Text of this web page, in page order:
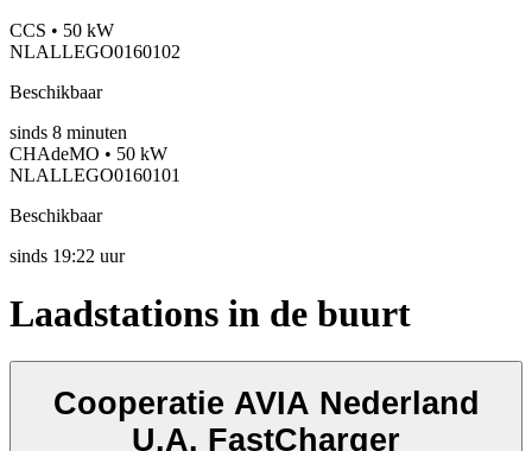
CCS • 50 kW
NLALLEGO0160102
Beschikbaar
sinds 8 minuten
CHAdeMO • 50 kW
NLALLEGO0160101
Beschikbaar
sinds 19:22 uur
Laadstations in de buurt
Cooperatie AVIA Nederland
U.A. FastCharger